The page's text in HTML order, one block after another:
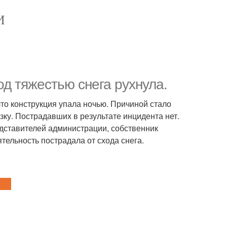
тяжестью снега рухнула.
конструкция упала ночью. Причиной стало
Пострадавших в результате инцидента нет.
администрации, собственник
пострадала от схода снега.